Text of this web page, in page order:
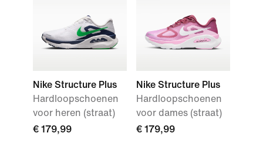
Nike Structure Plus
Hardloopschoenen
voor heren (straat)
€ 179,99
Nike Structure Plus
Hardloopschoenen
voor dames (straat)
€ 179,99